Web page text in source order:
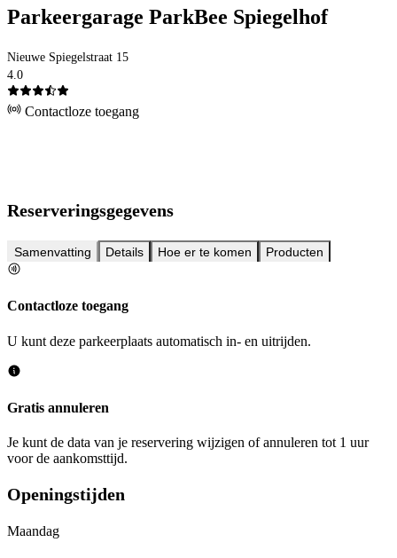
Parkeergarage ParkBee Spiegelhof
Nieuwe Spiegelstraat 15
4.0
Contactloze toegang
Reserveringsgegevens
Samenvatting Details Hoe er te komen Producten
Contactloze toegang
U kunt deze parkeerplaats automatisch in- en uitrijden.
Gratis annuleren
Je kunt de data van je reservering wijzigen of annuleren tot 1 uur
voor de aankomsttijd.
Openingstijden
Maandag